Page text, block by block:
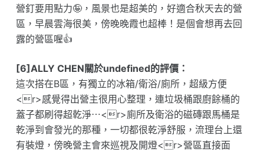
營釘要用點力🤪，風景也是超美的，好適合秋天去的營
區，早晨雲海很美，傍晚晚霞也超棒！是個會想再去回
露的營區喔👍
[6]ALLY CHEN關於undefined的評價：
這次搭在B區，有獨立的冰箱/衛浴/廁所，超級方便
<r>感覺得出營主很用心整理，連垃圾桶跟廚餘桶的
蓋子都刷得超乾淨⋯<r>廁所及衛浴的磁磚跟馬桶是
乾淨到會發光的那種，一切都很乾淨舒服，流理台上還
有裝燈，傍晚營主會來巡視及開燈<r>營區直接面